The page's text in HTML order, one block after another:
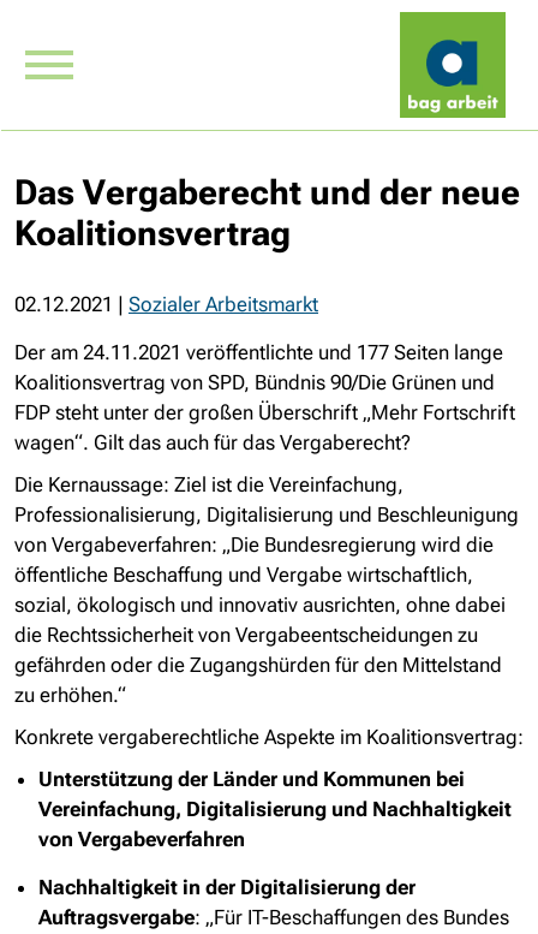
Das Vergaberecht und der neue
Koalitionsvertrag
02.12.2021 | Sozialer Arbeitsmarkt
Der am 24.11.2021 veröffentlichte und 177 Seiten lange
Koalitionsvertrag von SPD, Bündnis 90/Die Grünen und
FDP steht unter der großen Überschrift „Mehr Fortschrift
wagen“. Gilt das auch für das Vergaberecht?
Die Kernaussage: Ziel ist die Vereinfachung,
Professionalisierung, Digitalisierung und Beschleunigung
von Vergabeverfahren: „Die Bundesregierung wird die
öffentliche Beschaffung und Vergabe wirtschaftlich,
sozial, ökologisch und innovativ ausrichten, ohne dabei
die Rechtssicherheit von Vergabeentscheidungen zu
gefährden oder die Zugangshürden für den Mittelstand
zu erhöhen.“
Konkrete vergaberechtliche Aspekte im Koalitionsvertrag:
Unterstützung der Länder und Kommunen bei
Vereinfachung, Digitalisierung und Nachhaltigkeit
von Vergabeverfahren
Nachhaltigkeit in der Digitalisierung der
Auftragsvergabe: „Für IT-Beschaffungen des Bundes